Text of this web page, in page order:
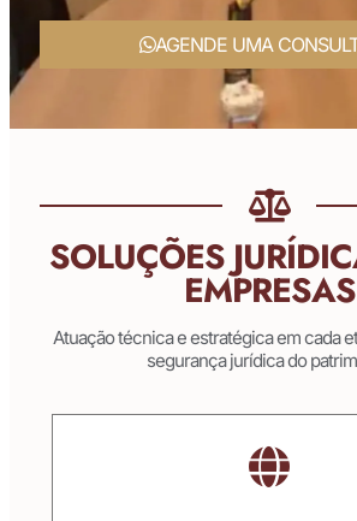
AGENDE UMA
SOLUÇÕES
EMPRESAS
Atuação técnica e estratégica em cada
segurança jurídica do